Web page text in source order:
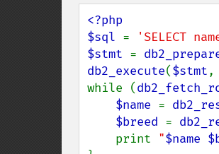
<?php
$sql = 'SELECT
$stmt =
db2_execute($stmt,
while (
$name =
$breed =
    print
"$name